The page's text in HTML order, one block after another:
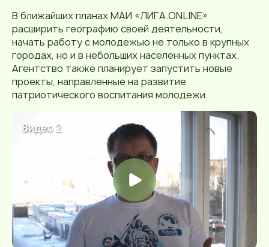
В ближайших планах МАИ «ЛИГА.ONLINE»
расширить географию своей деятельности,
начать работу с молодежью не только в крупных
городах, но и в небольших населенных пунктах.
Агентство также планирует запустить новые
проекты, направленные на развитие
патриотического воспитания молодежи.